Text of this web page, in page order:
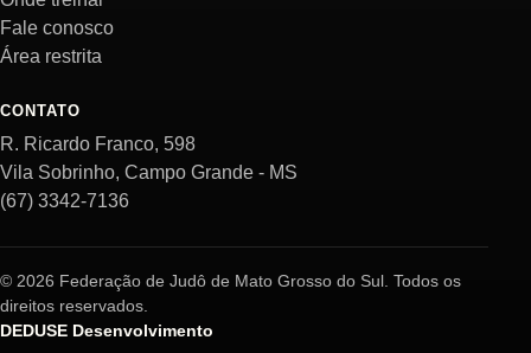
Fale conosco
Área restrita
CONTATO
R. Ricardo Franco, 598
Vila Sobrinho, Campo Grande - MS
(67) 3342-7136
© 2026 Federação de Judô de Mato Grosso do Sul. Todos os
direitos reservados.
DEDUSE Desenvolvimento